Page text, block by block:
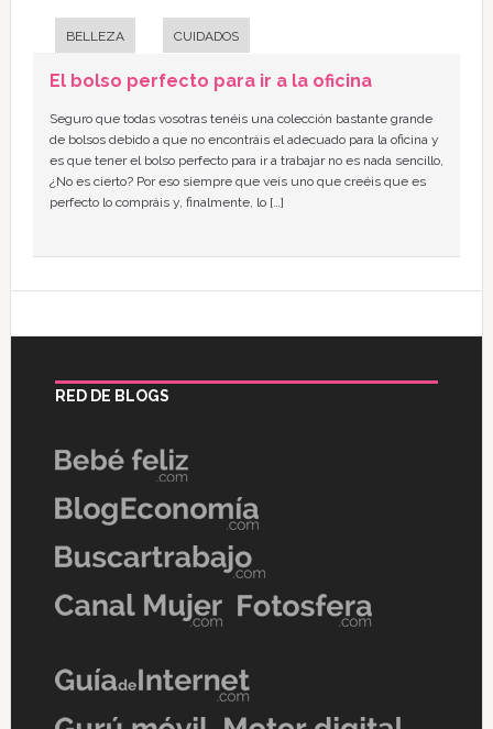
BELLEZA CUIDADOS
El bolso perfecto para ir a la oficina
Seguro que todas vosotras tenéis una colección bastante grande
de bolsos debido a que no encontráis el adecuado para la oficina y
es que tener el bolso perfecto para ir a trabajar no es nada sencillo,
¿No es cierto? Por eso siempre que veis uno que creéis que es
perfecto lo compráis y, finalmente, lo […]
RED DE BLOGS